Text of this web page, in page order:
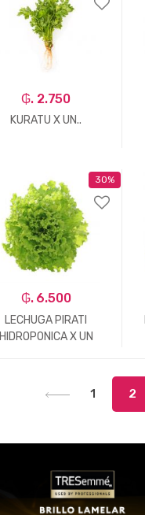
₲. 2.750
KURATU X UN..
Un. +
30%
₲. 6.500
LECHUGA PIRATI
HIDROPONICA X UN
1 2